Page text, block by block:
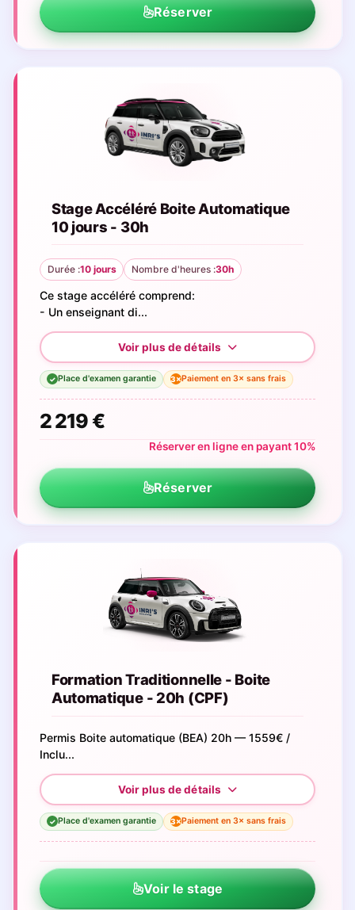
Réserver
Stage Accéléré Boite Automatique
10 jours - 30h
Durée :10 jours Nombre d'heures :30h
Ce stage accéléré comprend:
- Un enseignant di...
✓ Place d'examen garantie 3×Paiement en 3× sans frais
2 219 €
Réserver en ligne en payant 10%
Réserver
Formation Traditionnelle - Boite
Automatique - 20h (CPF)
Permis Boite automatique (BEA) 20h — 1559€ /
Inclu...
✓ Place d'examen garantie 3×Paiement en 3× sans frais
Voir le stage